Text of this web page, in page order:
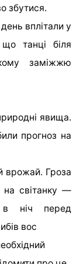
збутися.
вплітали у
танці біля
заміжжю
явища.
прогноз на
врожай. Гроза
світанку —
в ніч перед
вос